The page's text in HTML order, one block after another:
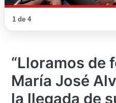
1 de 4
“Lloramos de
María José
la llegada de